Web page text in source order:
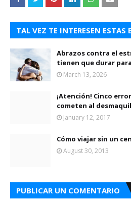
TAL VEZ TE INTERESEN ESTAS
Abrazos contra el
tienen que durar
March 13, 2026
¡Atención! Cinco
cometen al
January 12, 2017
Cómo viajar sin un
August 30, 2013
PUBLICAR UN COMENTARIO